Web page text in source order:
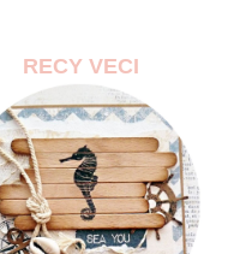
RECY VECI